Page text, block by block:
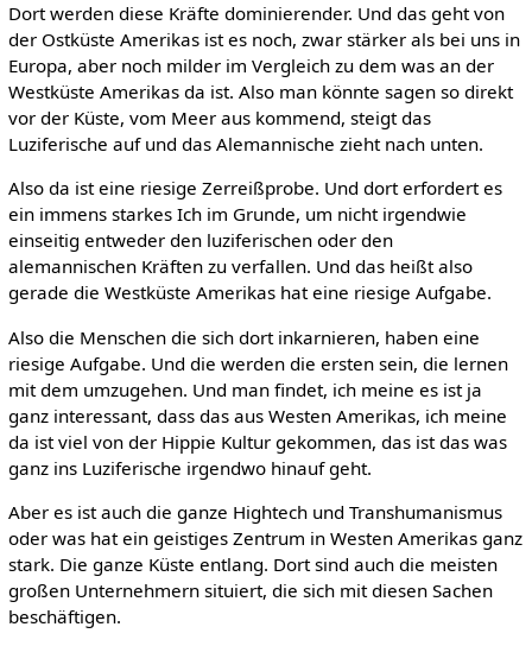
Dort werden diese Kräfte dominierender. Und das geht von
der Ostküste Amerikas ist es noch, zwar stärker als bei uns in
Europa, aber noch milder im Vergleich zu dem was an der
Westküste Amerikas da ist. Also man könnte sagen so direkt
vor der Küste, vom Meer aus kommend, steigt das
Luziferische auf und das Alemannische zieht nach unten.
Also da ist eine riesige Zerreißprobe. Und dort erfordert es
ein immens starkes Ich im Grunde, um nicht irgendwie
einseitig entweder den luziferischen oder den
alemannischen Kräften zu verfallen. Und das heißt also
gerade die Westküste Amerikas hat eine riesige Aufgabe.
Also die Menschen die sich dort inkarnieren, haben eine
riesige Aufgabe. Und die werden die ersten sein, die lernen
mit dem umzugehen. Und man findet, ich meine es ist ja
ganz interessant, dass das aus Westen Amerikas, ich meine
da ist viel von der Hippie Kultur gekommen, das ist das was
ganz ins Luziferische irgendwo hinauf geht.
Aber es ist auch die ganze Hightech und Transhumanismus
oder was hat ein geistiges Zentrum in Westen Amerikas ganz
stark. Die ganze Küste entlang. Dort sind auch die meisten
großen Unternehmern situiert, die sich mit diesen Sachen
beschäftigen.